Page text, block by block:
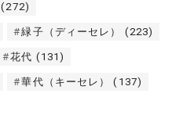
(272)
緑子（ディーセレ） (223)
花代 (131)
華代（キーセレ） (137)